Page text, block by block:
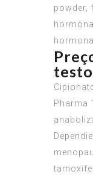
powder,
Pharma